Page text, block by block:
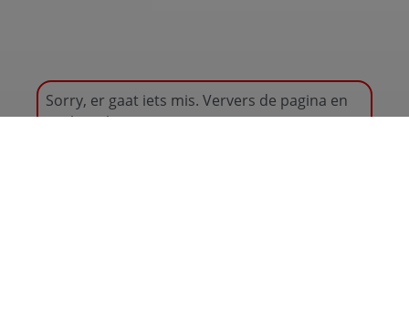
Sorry, er gaat iets mis. Ververs de pagina en
probeer het nog eens.